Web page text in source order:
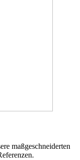
maßgeschneiderten